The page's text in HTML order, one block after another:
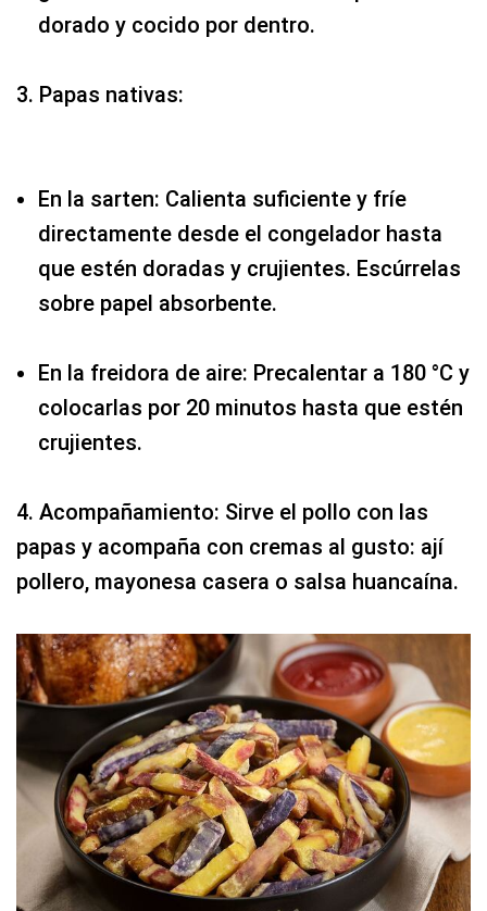
dorado y cocido por dentro.
3. Papas nativas:
En la sarten: Calienta suficiente y fríe
directamente desde el congelador hasta
que estén doradas y crujientes. Escúrrelas
sobre papel absorbente.
En la freidora de aire: Precalentar a 180 °C y
colocarlas por 20 minutos hasta que estén
crujientes.
4. Acompañamiento: Sirve el pollo con las
papas y acompaña con cremas al gusto: ají
pollero, mayonesa casera o salsa huancaína.